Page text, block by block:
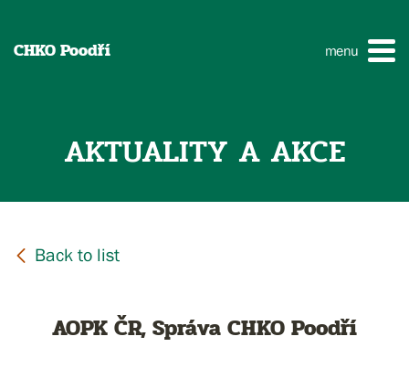
CHKO Poodří menu
AKTUALITY A AKCE
AOPK ČR, Správa CHKO Poodří